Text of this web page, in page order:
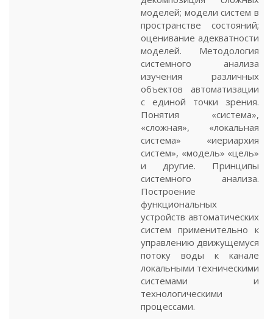
моделей; модели систем в
пространстве состояний;
оценивание адекватности
моделей. Методология
системного анализа
изучения различных
объектов автоматизации
с единой точки зрения.
Понятия «система»,
«сложная», «локальная
система» «иериархия
систем», «модель» «цель»
и другие. Принципы
системного анализа.
Построение
функциональных
устройств автоматических
систем применительно к
управлению движущемуся
потоку воды к канале
локальными техническими
системами и
технологическими
процессами.